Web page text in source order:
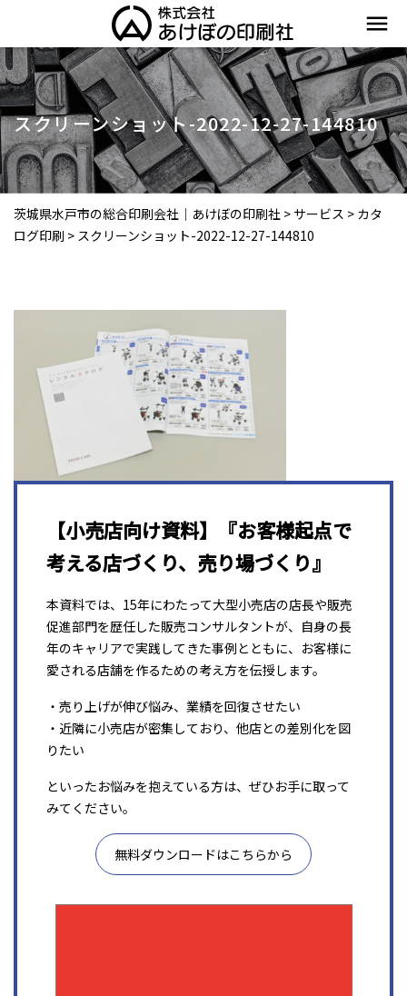
menu
スクリーンショット-2022-12-27-144810
茨城県水戸市の総合印刷会社｜あけぼの印刷社 > サービス > カタ
ログ印刷 > スクリーンショット-2022-12-27-144810
【小売店向け資料】『お客様起点で
考える店づくり、売り場づくり』
本資料では、15年にわたって大型小売店の店長や販売
促進部門を歴任した販売コンサルタントが、自身の長
年のキャリアで実践してきた事例とともに、お客様に
愛される店舗を作るための考え方を伝授します。
・売り上げが伸び悩み、業績を回復させたい
・近隣に小売店が密集しており、他店との差別化を図
りたい
といったお悩みを抱えている方は、ぜひお手に取って
みてください。
無料ダウンロードはこちらから